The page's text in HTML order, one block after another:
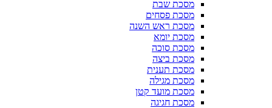
מסכת שבת
מסכת פסחים
מסכת ראש השנה
מסכת יומא
מסכת סוכה
מסכת ביצה
מסכת תענית
מסכת מגילה
מסכת מועד קטן
מסכת חגיגה